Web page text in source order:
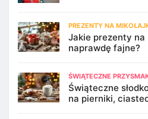
PREZENTY NA
Jakie prezenty na
naprawdę fajne?
ŚWIĄTECZNE
Świąteczne
na pierniki,